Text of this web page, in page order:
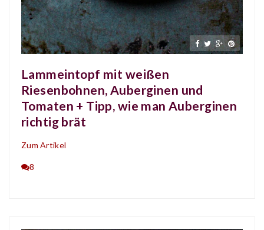
Lammeintopf mit weißen
Riesenbohnen, Auberginen und
Tomaten + Tipp, wie man Auberginen
richtig brät
Zum Artikel
8